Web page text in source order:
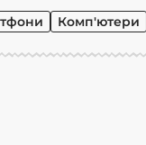
Комп'ютери